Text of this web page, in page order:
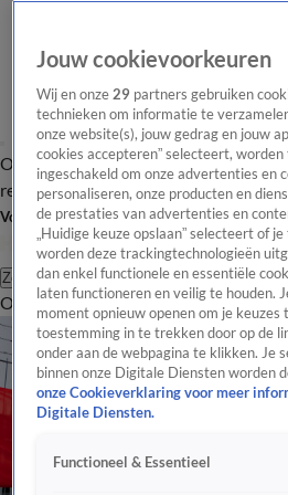
Overzicht Laatste nieuws Regionieuws
redactie
Volg Hart van Nederland
Zoeken
OverzichtRegioUitzendingenWeer
Jouw cookievoorkeuren
Wij en onze29 partners gebruiken
technieken om informatie te
onze website(s), jouw gedrag en jouw
cookies accepteren” selecteert,
ingeschakeld om onze advertenties en
personaliseren, onze producten en
de prestaties van advertenties en
„Huidige keuze opslaan” selecteert of
worden deze trackingtechnologieën
dan enkel functionele en essentiële
laten functioneren en veilig te houden.
moment opnieuw openen om je keuzes
toestemming in te trekken door op de
onder aan de webpagina te klikken. Je
binnen onze Digitale Diensten worden
onze Cookieverklaring voor meer
Digitale Diensten.
Functioneel & Essentieel